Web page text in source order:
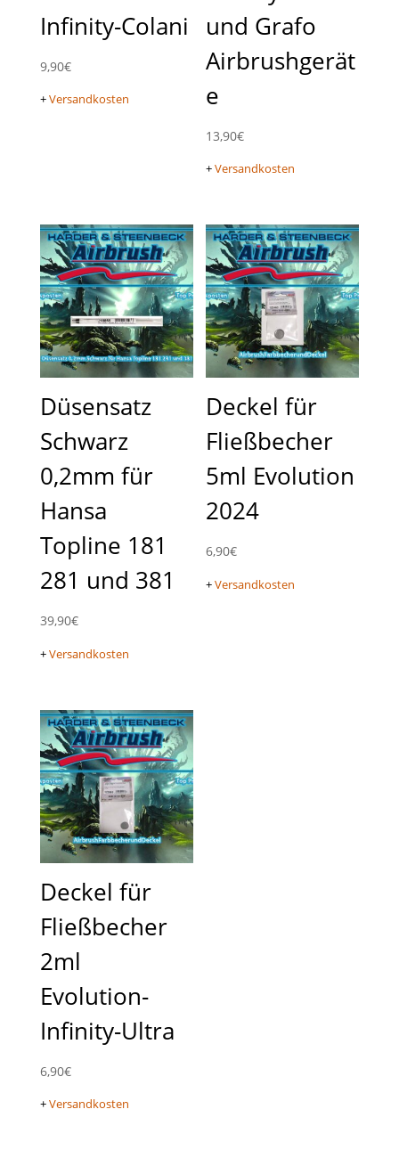
Infinity-Colani
9,90€
+Versandkosten
und Grafo
Airbrushgerät
e
13,90€
+Versandkosten
Düsensatz
Schwarz
0,2mm für
Hansa
Topline 181
281 und 381
39,90€
+Versandkosten
Deckel für
Fließbecher
5ml Evolution
2024
6,90€
+Versandkosten
Deckel für
Fließbecher
2ml
Evolution-
Infinity-Ultra
6,90€
+Versandkosten